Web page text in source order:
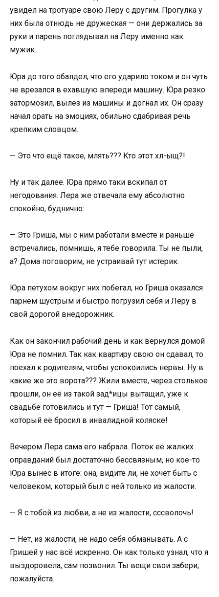
увидел на тротуаре свою Леру с другим. Прогулка у
них была отнюдь не дружеская — они держались за
руки и парень поглядывал на Леру именно как
мужик.
Юра до того обалдел, что его ударило током и он чуть
не врезался в ехавшую впереди машину. Юра резко
затормозил, вылез из машины и догнал их. Он сразу
начал орать на эмоциях, обильно сдабривая речь
крепким словцом.
— Это что ещё такое, млять??? Кто этот хл-ыщ?!
Ну и так далее. Юра прямо таки вскипал от
негодования. Лера же отвечала ему абсолютно
спокойно, буднично:
— Это Гриша, мы с ним работали вместе и раньше
встречались, помнишь, я тебе говорила. Ты не пыли,
а? Дома поговорим, не устраивай тут истерик.
Юра петухом вокруг них побегал, но Гриша оказался
парнем шустрым и быстро погрузил себя и Леру в
свой дорогой внедорожник.
Как он закончил рабочий день и как вернулся домой
Юра не помнил. Так как квартиру свою он сдавал, то
поехал к родителям, чтобы успокоились нервы. Ну в
какие же это ворота??? Жили вместе, через столькое
прошли, он её из такой зад*ицы вытащил, уже к
свадьбе готовились и тут — Гриша! Тот самый,
который её бросил в инвалидной коляске!
Вечером Лера сама его набрала. Поток её жалких
оправданий был достаточно бессвязным, но кое-то
Юра вынес в итоге: она, видите ли, не хочет быть с
человеком, который был с ней только из жалости.
— Я с тобой из любви, а не из жалости, сссволочь!
— Нет, из жалости, не надо себя обманывать. А с
Гришей у нас всё искренно. Он как только узнал, что я
выздоровела, сам позвонил. Ты вещи свои забери,
пожалуйста.